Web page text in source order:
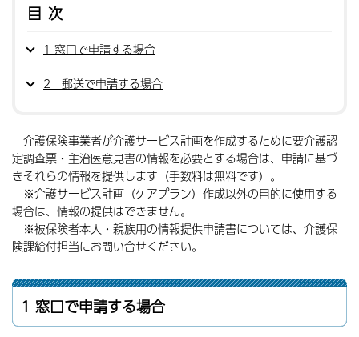
目次
1 窓口で申請する場合
2 郵送で申請する場合
介護保険事業者が介護サービス計画を作成するために要介護認
定調査票・主治医意見書の情報を必要とする場合は、申請に基づ
きそれらの情報を提供します（手数料は無料です）。
※介護サービス計画（ケアプラン）作成以外の目的に使用する
場合は、情報の提供はできません。
※被保険者本人・親族用の情報提供申請書については、介護保
険課給付担当にお問い合せください。
1 窓口で申請する場合